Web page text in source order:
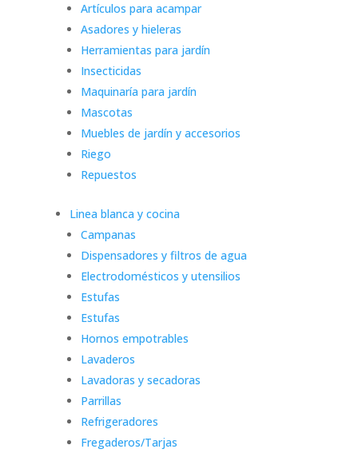
Artículos para acampar
Asadores y hieleras
Herramientas para jardín
Insecticidas
Maquinaría para jardín
Mascotas
Muebles de jardín y accesorios
Riego
Repuestos
Linea blanca y cocina
Campanas
Dispensadores y filtros de agua
Electrodomésticos y utensilios
Estufas
Estufas
Hornos empotrables
Lavaderos
Lavadoras y secadoras
Parrillas
Refrigeradores
Fregaderos/Tarjas